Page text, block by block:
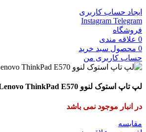
ایجاد حساب کاربری
Instagram Telegram
فروشگاه
0 علاقه مندی
0 محصول سبد خرید
حساب کاربری من
لپ تاپ استوک لنوو Lenovo ThinkPad E570
در انبار موجود نمی باشد
مقایسه